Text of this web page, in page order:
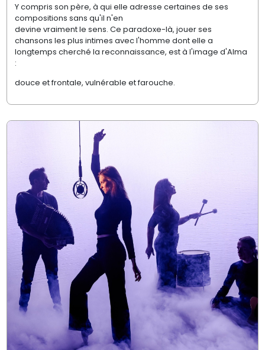
Y compris son père, à qui elle adresse certaines de ses
compositions sans qu'il n'en
devine vraiment le sens. Ce paradoxe-là, jouer ses
chansons les plus intimes avec l'homme dont elle a
longtemps cherché la reconnaissance, est à l'image d'Alma
:
douce et frontale, vulnérable et farouche.